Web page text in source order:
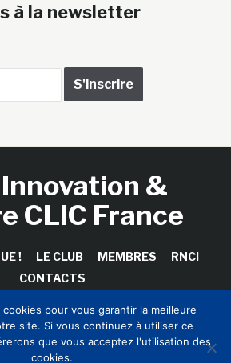
à la newsletter
&
CLIC France
! LE CLUB MEMBRES
RNCI
CONTACTS
Innovation & Culture CLIC France /
pour vous garantir la meilleure
site. Si vous continuez à utiliser ce
que vous acceptez l'utilisation des
cookies.